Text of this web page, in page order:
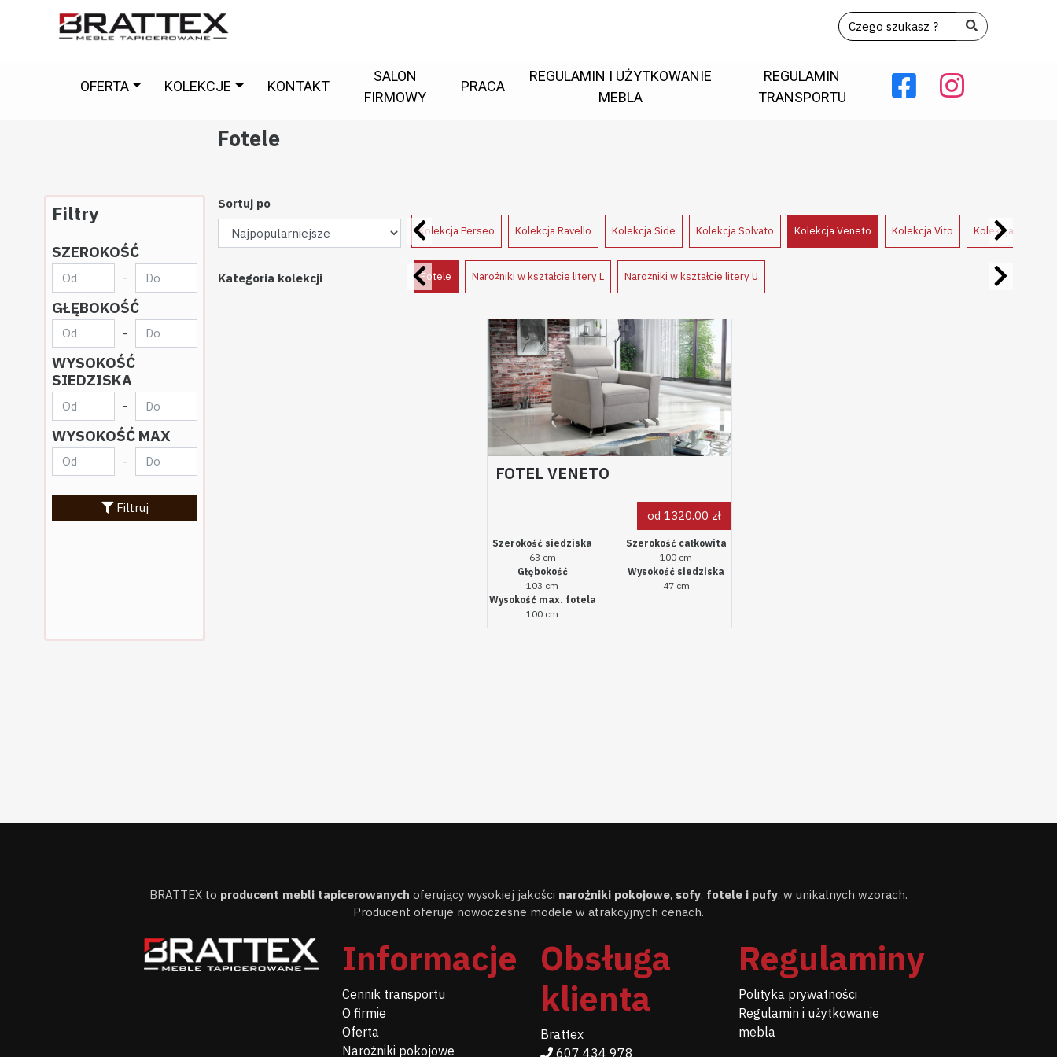
OFERTA KOLEKCJE KONTAKT
SALON
FIRMOWY
PRACA
REGULAMIN I UŻYTKOWANIE
MEBLA
REGULAMIN
TRANSPORTU
Fotele
Filtry
SZEROKOŚĆ
-
GŁĘBOKOŚĆ
-
WYSOKOŚĆ
SIEDZISKA
-
WYSOKOŚĆ MAX
-
Filtruj
Sortuj po
Kolekcja Novelo Kolekcja Pagano Kolekcja Perseo Kolekcja Ravello Kolekcja Side Kolekcja Solvato Kolekcja Veneto Kolekcja Vito Kolekcja Volare
Kategoria kolekcji Fotele Narożniki w kształcie litery L Narożniki w kształcie litery U
FOTEL VENETO
od 1320.00 zł
Szerokość siedziska
63 cm
Szerokość całkowita
100 cm
Głębokość
103 cm
Wysokość siedziska
47 cm
Wysokość max. fotela
100 cm
BRATTEX to producent mebli tapicerowanych oferujący wysokiej jakości narożniki pokojowe, sofy, fotele i pufy, w unikalnych wzorach.
Producent oferuje nowoczesne modele w atrakcyjnych cenach.
Informacje
Cennik transportu
O firmie
Oferta
Narożniki pokojowe
Obsługa
klienta
Brattex
607 434 978
Regulaminy
Polityka prywatności
Regulamin i użytkowanie
mebla